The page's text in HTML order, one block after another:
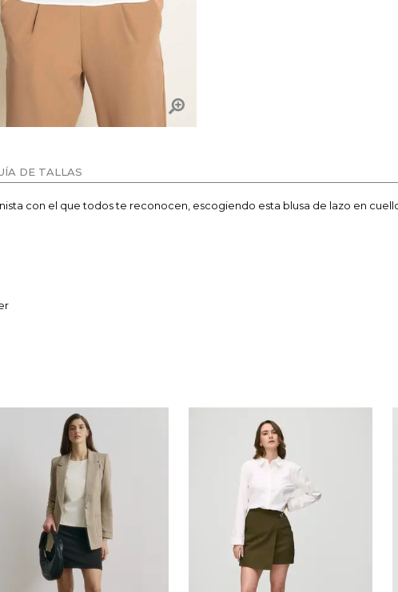
DE TALLAS
con el que todos te reconocen, escogiendo esta blusa de lazo en